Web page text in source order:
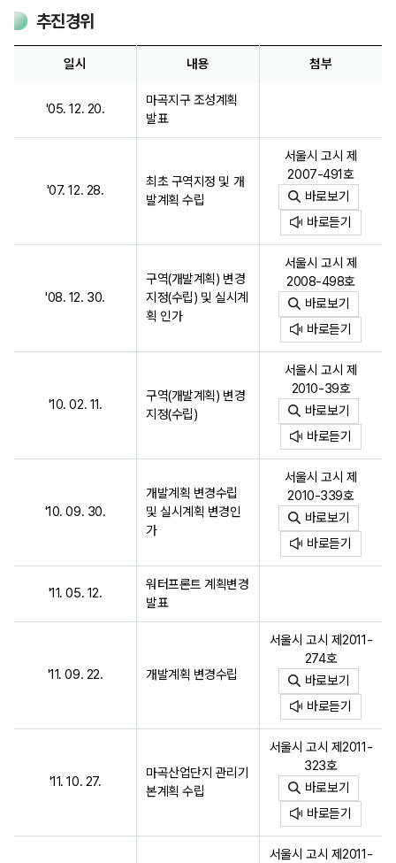
추진경위
일시 내용 첨부
'05. 12. 20.
마곡지구 조성계획
발표
'07. 12. 28.
최초 구역지정 및 개
발계획 수립
서울시 고시 제
2007-491호
바로보기
바로듣기
'08. 12. 30.
구역(개발계획) 변경
지정(수립) 및 실시계
획 인가
서울시 고시 제
2008-498호
바로보기
바로듣기
'10. 02. 11.
구역(개발계획) 변경
지정(수립)
서울시 고시 제
2010-39호
바로보기
바로듣기
'10. 09. 30.
개발계획 변경수립
및 실시계획 변경인
가
서울시 고시 제
2010-339호
바로보기
바로듣기
'11. 05. 12.
워터프론트 계획변경
발표
'11. 09. 22. 개발계획 변경수립
서울시 고시 제2011-
274호
바로보기
바로듣기
'11. 10. 27.
마곡산업단지 관리기
본계획 수립
서울시 고시 제2011-
323호
바로보기
바로듣기
서울시 고시 제2011-